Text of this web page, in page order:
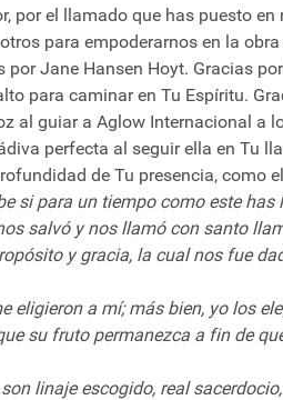
por el llamado que has puesto
para empoderarnos en la
por Jane Hansen Hoyt. Gracias
para caminar en Tu Espíritu.
al guiar a Aglow Internacional a
perfecta al seguir ella en Tu
de Tu presencia, como
si para un tiempo como este has
salvó y nos llamó con santo
y gracia, la cual nos fue
eligieron a mí; más bien, yo los
su fruto permanezca a fin de
linaje escogido, real